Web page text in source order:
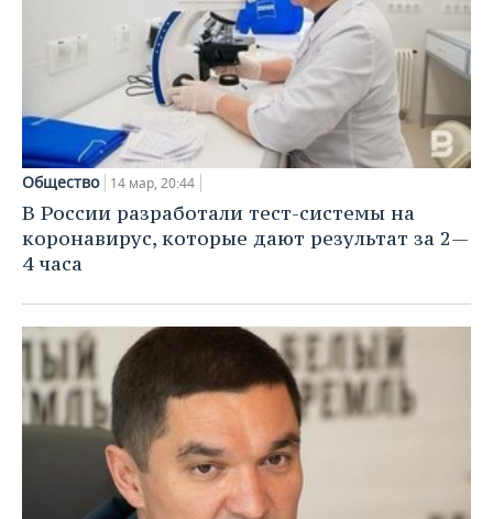
Общество 14 мар, 20:44
В России разработали тест-системы на
коронавирус, которые дают результат за 2—
4 часа